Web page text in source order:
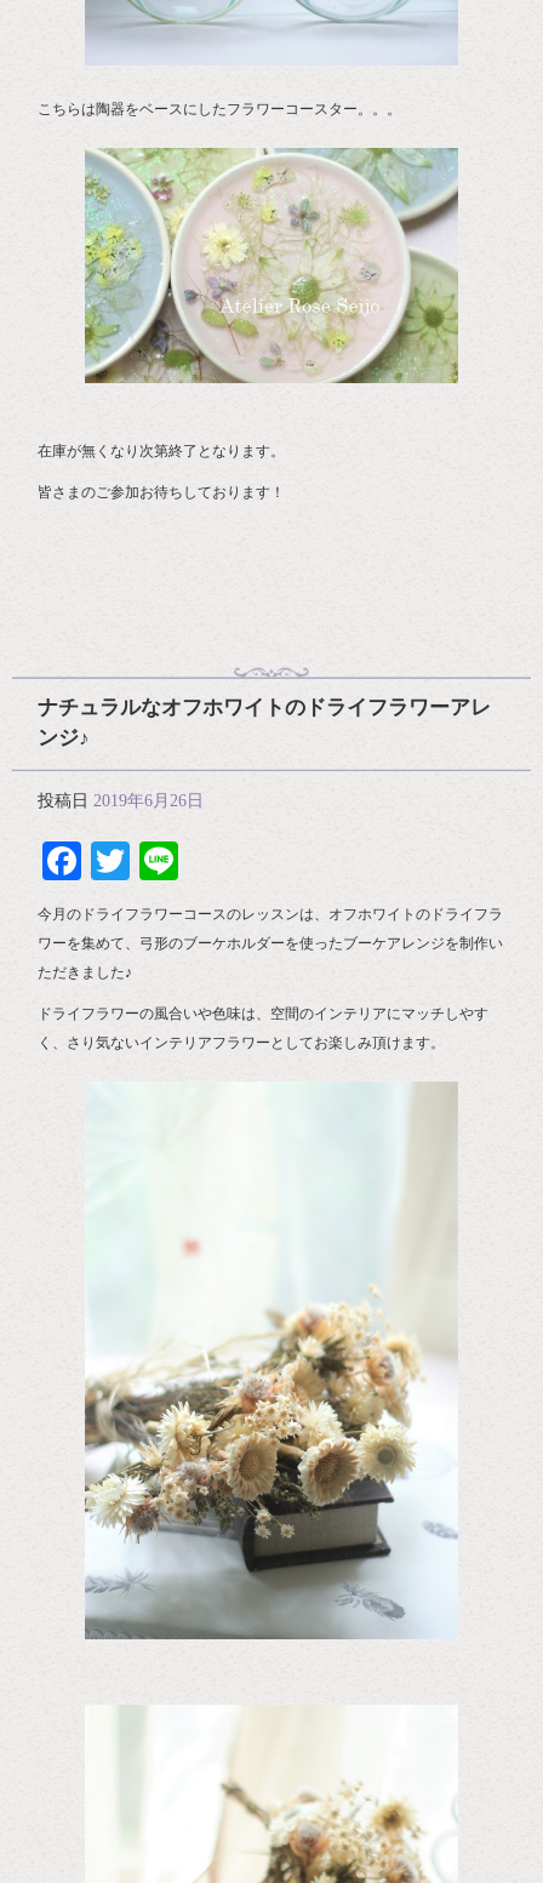
こちらは陶器をベースにしたフラワーコースター。。。
在庫が無くなり次第終了となります。
皆さまのご参加お待ちしております！
ナチュラルなオフホワイトのドライフラワーアレ
ンジ♪
投稿日 2019年6月26日
Facebook
Twitter
今月のドライフラワーコースのレッスンは、オフホワイトのドライフラ
ワーを集めて、弓形のブーケホルダーを使ったブーケアレンジを制作い
ただきました♪
ドライフラワーの風合いや色味は、空間のインテリアにマッチしやす
く、さり気ないインテリアフラワーとしてお楽しみ頂けます。